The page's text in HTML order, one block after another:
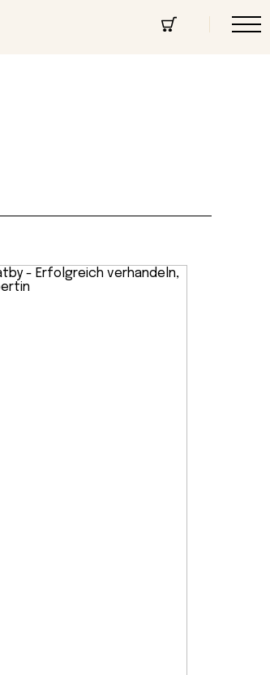
Community